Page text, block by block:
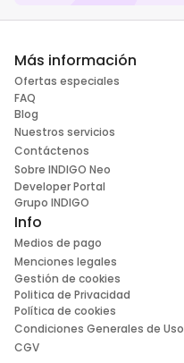
Más información
Ofertas especiales
FAQ
Blog
Nuestros servicios
Contáctenos
Sobre INDIGO Neo
Developer Portal
Grupo INDIGO
Info
Medios de pago
Menciones legales
Gestión de cookies
Politica de Privacidad
Política de cookies
Condiciones Generales de Uso
CGV